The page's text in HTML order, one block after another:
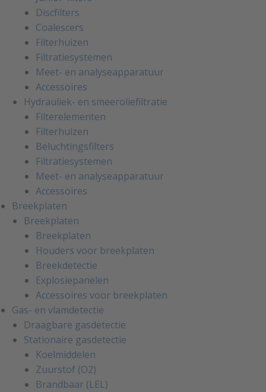
Discfilters
Coalescers
Filterhuizen
Filtratiesystemen
Meet- en analyseapparatuur
Accessoires
Hydrauliek- en smeeroliefiltratie
Filterelementen
Filterhuizen
Beluchtingsfilters
Filtratiesystemen
Meet- en analyseapparatuur
Accessoires
Breekplaten
Breekplaten
Breekplaten
Houders voor breekplaten
Breekdetectie
Explosiepanelen
Accessoires voor breekplaten
Gas- en vlamdetectie
Draagbare gasdetectie
Stationaire gasdetectie
Koelmiddelen
Zuurstof (O2)
Brandbaar (LEL)